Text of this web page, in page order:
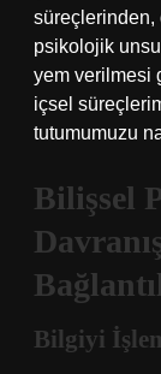
süreçlerinden,
psikolojik
yem verilmesi
içsel
tutumumuzu
Bilişsel
Bilgiyi